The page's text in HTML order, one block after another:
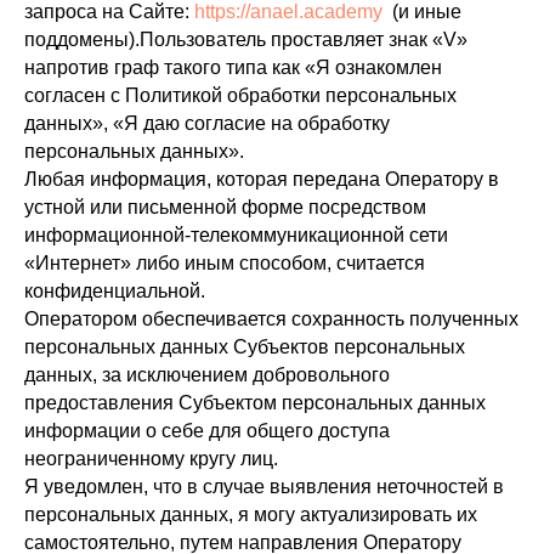
запроса на Сайте: https://anael.academy (и иные
поддомены).Пользователь проставляет знак «V»
напротив граф такого типа как «Я ознакомлен
согласен с Политикой обработки персональных
данных», «Я даю согласие на обработку
персональных данных».
Любая информация, которая передана Оператору в
устной или письменной форме посредством
информационной-телекоммуникационной сети
«Интернет» либо иным способом, считается
конфиденциальной.
Оператором обеспечивается сохранность полученных
персональных данных Субъектов персональных
данных, за исключением добровольного
предоставления Субъектом персональных данных
информации о себе для общего доступа
неограниченному кругу лиц.
Я уведомлен, что в случае выявления неточностей в
персональных данных, я могу актуализировать их
самостоятельно, путем направления Оператору